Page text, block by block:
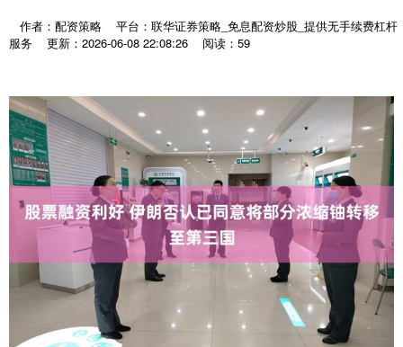
作者：配资策略
平台：联华证券策略_免息配资炒股_提供无手续费杠杆
服务
更新：2026-06-08 22:08:26 阅读：59